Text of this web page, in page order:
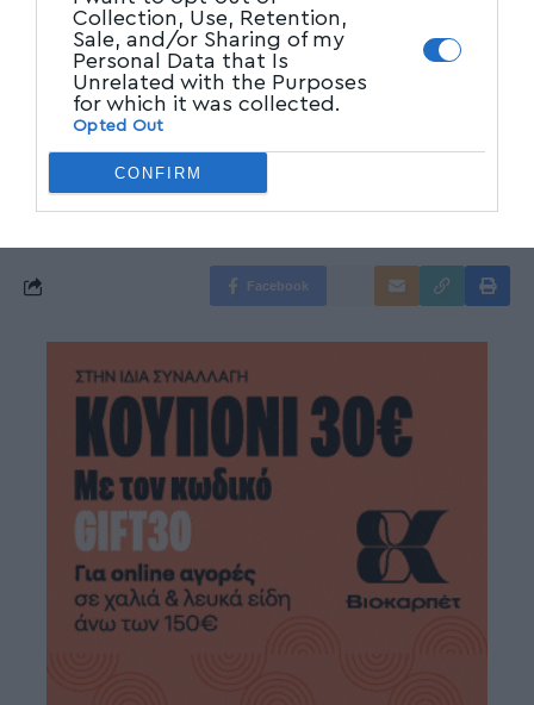
Collection, Use, Retention,
Sale, and/or Sharing of my
Personal Data that Is
Unrelated with the Purposes
for which it was collected.
Opted Out
CONFIRM
Ακολουθήστε το myvolos.net στο
Google News και μάθετε πρώτοι όλες
τις ειδήσεις.
Ακολουθήστε μας στο επίσημο κανάλι
του Myvolos.net στο Youtube
Facebook